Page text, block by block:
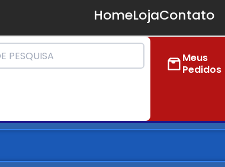
HomeLojaContato
Meus
Pedidos